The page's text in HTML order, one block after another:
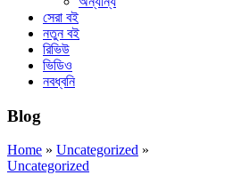
সেরা বই
নতুন বই
রিভিউ
ভিডিও
নবধ্বনি
Blog
Home » Uncategorized »
Uncategorized